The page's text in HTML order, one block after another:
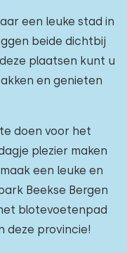
een leuke stad in
beide dichtbij
plaatsen kunt u
en genieten
doen voor het
plezier maken
een leuke en
Beekse Bergen
blotevoetenpad
deze provincie!